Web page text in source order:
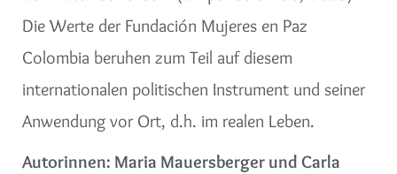
Die Werte der Fundación Mujeres en Paz
Colombia beruhen zum Teil auf diesem
internationalen politischen Instrument und seiner
Anwendung vor Ort, d.h. im realen Leben.
Autorinnen: Maria Mauersberger und Carla